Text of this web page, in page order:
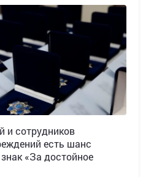
и сотрудников
есть шанс
«За достойное